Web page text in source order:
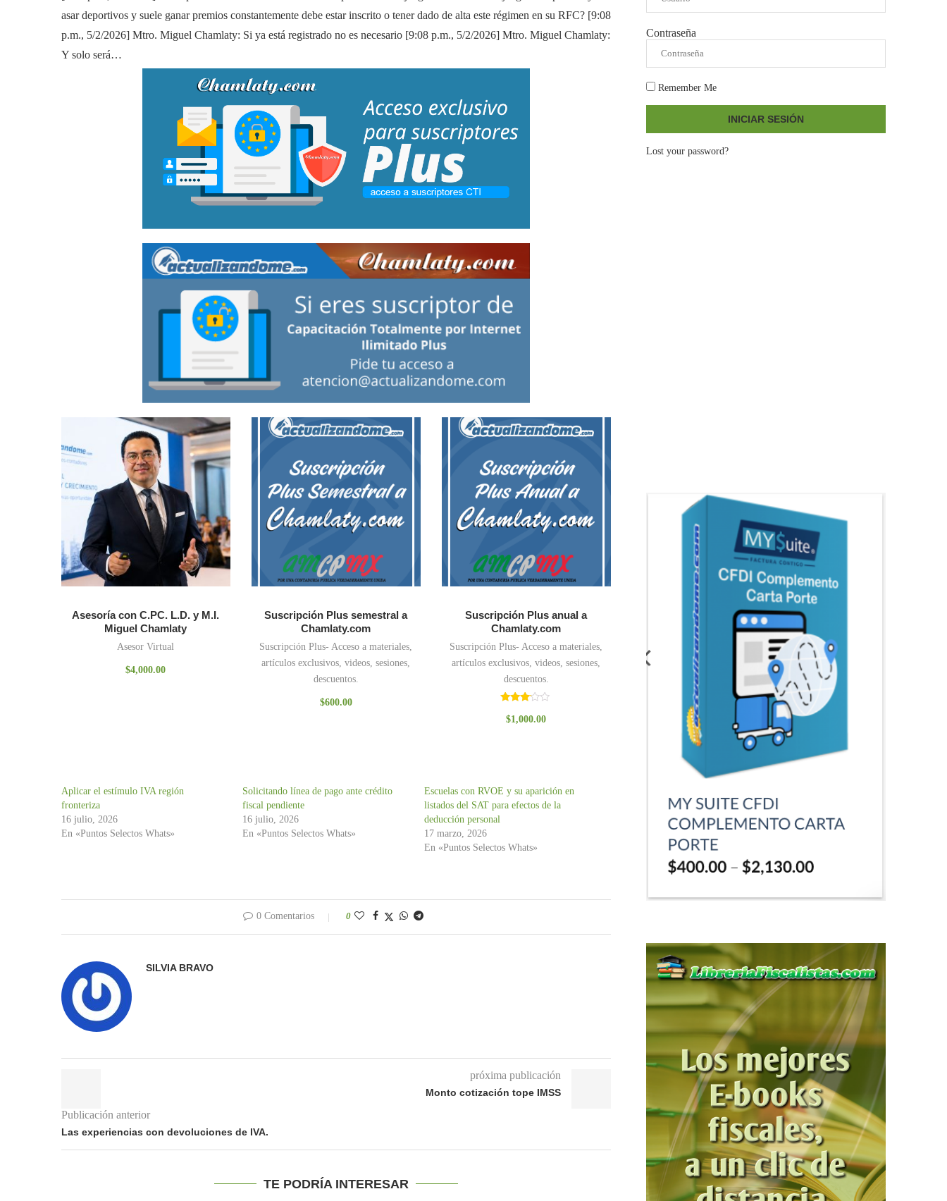
asar deportivos y suele ganar premios constantemente debe estar inscrito o tener dado de alta este régimen en su RFC? [9:08
p.m., 5/2/2026] Mtro. Miguel Chamlaty: Si ya está registrado no es necesario [9:08 p.m., 5/2/2026] Mtro. Miguel Chamlaty:
Y solo será…
Asesoría con C.PC. L.D. y M.I.
Miguel Chamlaty
Asesor Virtual
$4,000.00
Suscripción Plus semestral a
Chamlaty.com
Suscripción Plus- Acceso a materiales,
artículos exclusivos, videos, sesiones,
descuentos.
$600.00
Suscripción Plus anual a
Chamlaty.com
Suscripción Plus- Acceso a materiales,
artículos exclusivos, videos, sesiones,
descuentos.
con
$1,000.00
Aplicar el estímulo IVA región
fronteriza
16 julio, 2026
En «Puntos Selectos Whats»
Solicitando línea de pago ante crédito
fiscal pendiente
16 julio, 2026
En «Puntos Selectos Whats»
Escuelas con RVOE y su aparición en
listados del SAT para efectos de la
deducción personal
17 marzo, 2026
En «Puntos Selectos Whats»
0 Comentarios 0
SILVIA BRAVO
Publicación anterior
Las experiencias con devoluciones de IVA.
próxima publicación
Monto cotización tope IMSS
TE PODRÍA INTERESAR
Contraseña
Remember Me
INICIAR SESIÓN
Lost your password?